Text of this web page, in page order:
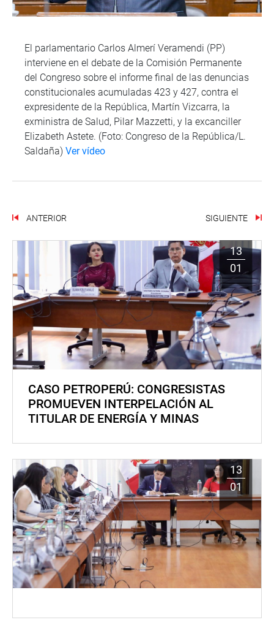
El parlamentario Carlos Almerí Veramendi (PP)
interviene en el debate de la Comisión Permanente
del Congreso sobre el informe final de las denuncias
constitucionales acumuladas 423 y 427, contra el
expresidente de la República, Martín Vizcarra, la
exministra de Salud, Pilar Mazzetti, y la excanciller
Elizabeth Astete. (Foto: Congreso de la República/L.
Saldaña) Ver vídeo
ANTERIOR SIGUIENTE
13
01
CASO PETROPERÚ: CONGRESISTAS
PROMUEVEN INTERPELACIÓN AL
TITULAR DE ENERGÍA Y MINAS
13
01